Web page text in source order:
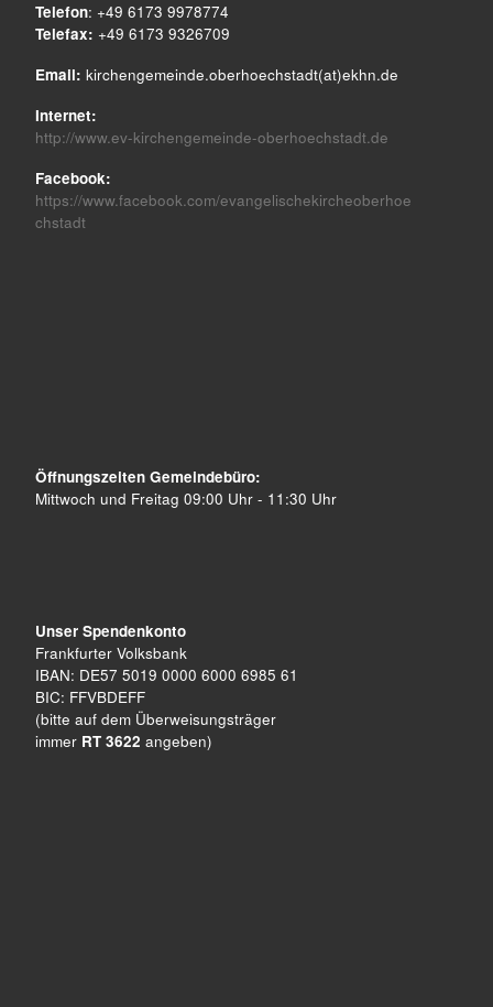
Telefon: +49 6173 9978774
Telefax: +49 6173 9326709
Email: kirchengemeinde.oberhoechstadt(at)ekhn.de
Internet:
http://www.ev-kirchengemeinde-oberhoechstadt.de
Facebook:
https://www.facebook.com/evangelischekircheoberhoe
chstadt
Öffnungszeiten Gemeindebüro:
Mittwoch und Freitag 09:00 Uhr - 11:30 Uhr
Unser Spendenkonto
Frankfurter Volksbank
IBAN: DE57 5019 0000 6000 6985 61
BIC: FFVBDEFF
(bitte auf dem Überweisungsträger
immer RT 3622 angeben)